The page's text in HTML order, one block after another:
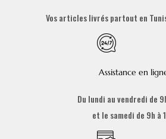
Vos articles livrés partout en
Assistance en
Du lundi au vendredi de
et le samedi de 9h à